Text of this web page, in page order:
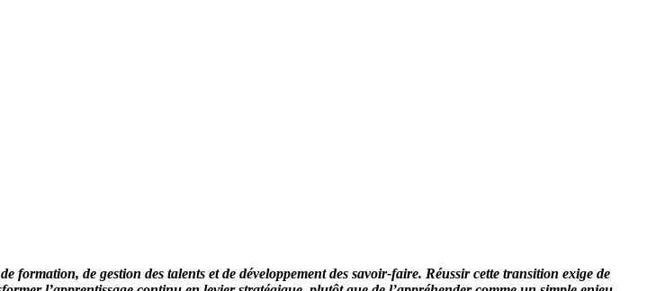
formation, de gestion des talents et de développement des savoir-faire. Réussir cette transition exige de